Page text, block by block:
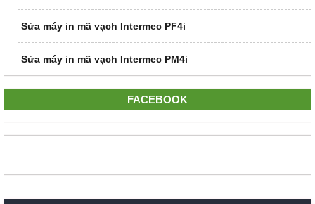
Sửa máy in mã vạch Intermec PF4i
Sửa máy in mã vạch Intermec PM4i
FACEBOOK